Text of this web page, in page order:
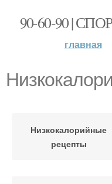
90-60-90 |
главная
Низкокалорийные
рецепты